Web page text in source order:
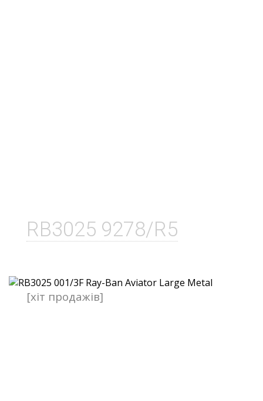
RB3025 9278/R5
[хіт продажів]